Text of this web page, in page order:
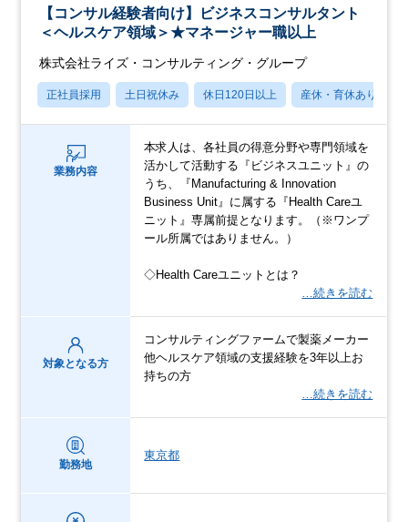
【コンサル経験者向け】ビジネスコンサルタント
＜ヘルスケア領域＞★マネージャー職以上
株式会社ライズ・コンサルティング・グループ
正社員採用 土日祝休み 休日120日以上 産休・育休あり
業務内容
本求人は、各社員の得意分野や専門領域を
活かして活動する『ビジネスユニット』の
うち、『Manufacturing & Innovation
Business Unit』に属する『Health Careユ
ニット』専属前提となります。（※ワンプ
ール所属ではありません。）
◇Health Careユニットとは？
…続きを読む
対象となる方
コンサルティングファームで製薬メーカー
他ヘルスケア領域の支援経験を3年以上お
持ちの方
…続きを読む
勤務地
東京都